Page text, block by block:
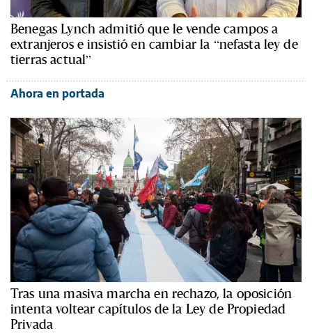
Benegas Lynch admitió que le vende campos a
extranjeros e insistió en cambiar la “nefasta ley de
tierras actual”
Ahora en portada
Tras una masiva marcha en rechazo, la oposición
intenta voltear capítulos de la Ley de Propiedad
Privada